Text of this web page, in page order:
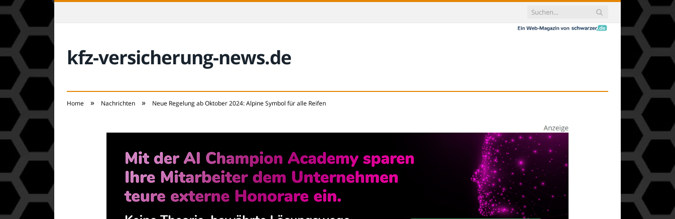
kfz-versicherung-news.de
Home » Nachrichten » Neue Regelung ab Oktober 2024: Alpine Symbol für alle Reifen